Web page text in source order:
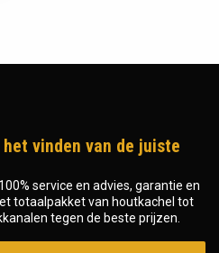
vinden van de juiste
service en advies, garantie en
totaalpakket van houtkachel tot
tegen de beste prijzen.